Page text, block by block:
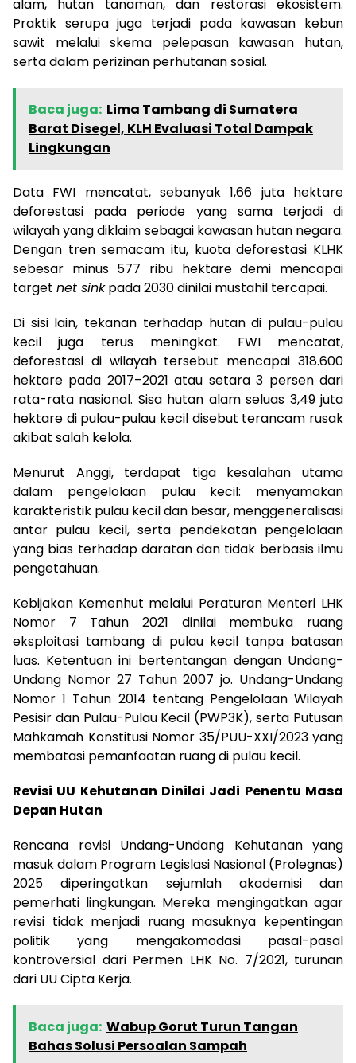
alam, hutan tanaman, dan restorasi ekosistem.
Praktik serupa juga terjadi pada kawasan kebun
sawit melalui skema pelepasan kawasan hutan,
serta dalam perizinan perhutanan sosial.
Baca juga: Lima Tambang di Sumatera
Barat Disegel, KLH Evaluasi Total Dampak
Lingkungan
Data FWI mencatat, sebanyak 1,66 juta hektare
deforestasi pada periode yang sama terjadi di
wilayah yang diklaim sebagai kawasan hutan negara.
Dengan tren semacam itu, kuota deforestasi KLHK
sebesar minus 577 ribu hektare demi mencapai
target net sinkpada 2030 dinilai mustahil tercapai.
Di sisi lain, tekanan terhadap hutan di pulau-pulau
kecil juga terus meningkat. FWI mencatat,
deforestasi di wilayah tersebut mencapai 318.600
hektare pada 2017–2021 atau setara 3 persen dari
rata-rata nasional. Sisa hutan alam seluas 3,49 juta
hektare di pulau-pulau kecil disebut terancam rusak
akibat salah kelola.
Menurut Anggi, terdapat tiga kesalahan utama
dalam pengelolaan pulau kecil: menyamakan
karakteristik pulau kecil dan besar, menggeneralisasi
antar pulau kecil, serta pendekatan pengelolaan
yang bias terhadap daratan dan tidak berbasis ilmu
pengetahuan.
Kebijakan Kemenhut melalui Peraturan Menteri LHK
Nomor 7 Tahun 2021 dinilai membuka ruang
eksploitasi tambang di pulau kecil tanpa batasan
luas. Ketentuan ini bertentangan dengan Undang-
Undang Nomor 27 Tahun 2007 jo. Undang-Undang
Nomor 1 Tahun 2014 tentang Pengelolaan Wilayah
Pesisir dan Pulau-Pulau Kecil (PWP3K), serta Putusan
Mahkamah Konstitusi Nomor 35/PUU-XXI/2023 yang
membatasi pemanfaatan ruang di pulau kecil.
Revisi UU Kehutanan Dinilai Jadi Penentu Masa
Depan Hutan
Rencana revisi Undang-Undang Kehutanan yang
masuk dalam Program Legislasi Nasional (Prolegnas)
2025 diperingatkan sejumlah akademisi dan
pemerhati lingkungan. Mereka mengingatkan agar
revisi tidak menjadi ruang masuknya kepentingan
politik yang mengakomodasi pasal-pasal
kontroversial dari Permen LHK No. 7/2021, turunan
dari UU Cipta Kerja.
Baca juga: Wabup Gorut Turun Tangan
Bahas Solusi Persoalan Sampah